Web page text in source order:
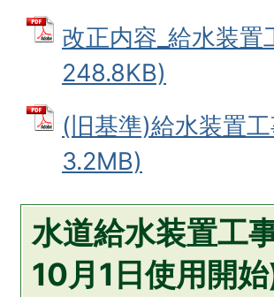
改正内容_給水装
248.8KB)
(旧基準)給水装置
3.2MB)
水道給水装置工
10月1日使用開